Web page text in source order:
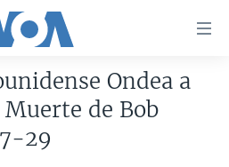
Ondea a
de Bob
29